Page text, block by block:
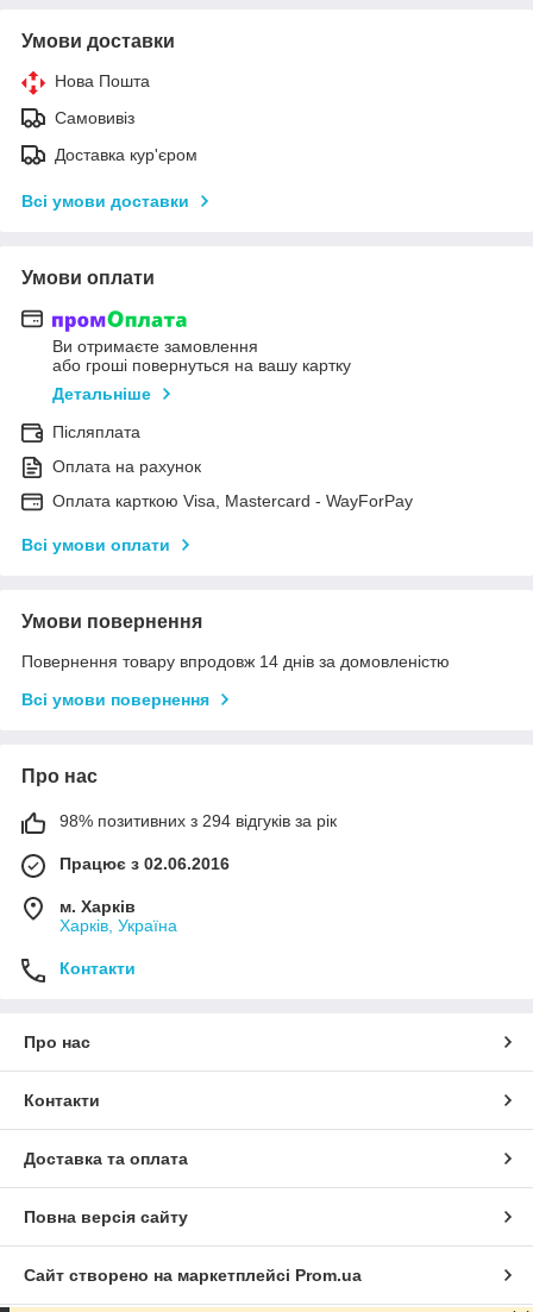
Умови доставки
Нова Пошта
Самовивіз
Доставка кур'єром
Всі умови доставки
Умови оплати
Ви отримаєте замовлення
або гроші повернуться на вашу картку
Детальніше
Післяплата
Оплата на рахунок
Оплата карткою Visa, Mastercard - WayForPay
Всі умови оплати
Умови повернення
Повернення товару впродовж 14 днів за домовленістю
Всі умови повернення
Про нас
98% позитивних з 294 відгуків за рік
Працює з 02.06.2016
м. Харків
Харків, Україна
Контакти
Про нас
Контакти
Доставка та оплата
Повна версія сайту
Сайт створено на маркетплейсі Prom.ua